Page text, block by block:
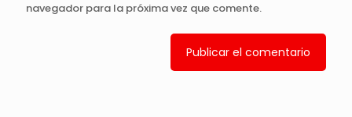
navegador para la próxima vez que comente.